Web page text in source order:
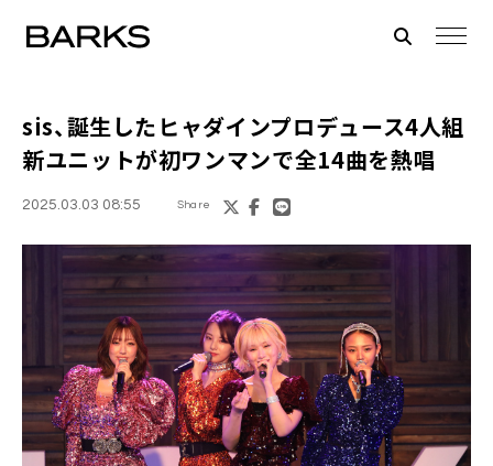
sis、誕生したヒャダインプロデュース4人組
新ユニットが初ワンマンで全14曲を熱唱
2025.03.03 08:55 Share